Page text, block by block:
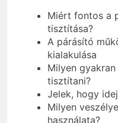
Miért fontos a
tisztítása?
A párásító
kialakulása
Milyen
tisztítani?
Jelek, hogy
Milyen
használata?